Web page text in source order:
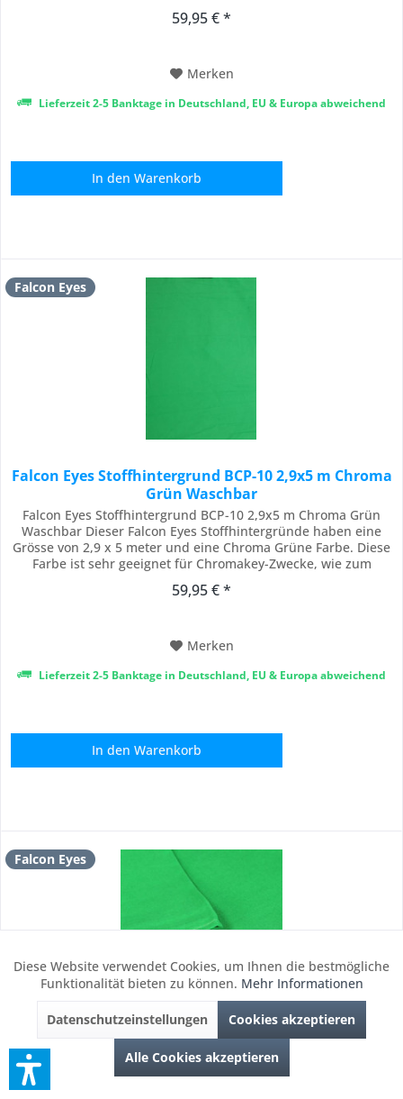
lassen Personen und Objekte sich mit die richtige
59,95 € *
Merken
Lieferzeit 2-5 Banktage in Deutschland, EU & Europa abweichend
In den Warenkorb
Falcon Eyes
Falcon Eyes Stoffhintergrund BCP-10 2,9x5 m Chroma
Grün Waschbar
Falcon Eyes Stoffhintergrund BCP-10 2,9x5 m Chroma Grün
Waschbar Dieser Falcon Eyes Stoffhintergründe haben eine
Grösse von 2,9 x 5 meter und eine Chroma Grüne Farbe. Diese
Farbe ist sehr geeignet für Chromakey-Zwecke, wie zum
lassen Personen und Objekte sich mit die richtige
59,95 € *
Merken
Lieferzeit 2-5 Banktage in Deutschland, EU & Europa abweichend
In den Warenkorb
Falcon Eyes
Falcon Eyes Stoffhintergrund BCP-10 2,7x7 m Chroma
Grün
Falcon Eyes Stoffhintergrund BCP-10 2,7x7 m Chroma Grün
Funktionale Aktiv
Marketing Inaktiv
Tracking Inaktiv
Diese Website verwendet Cookies, um Ihnen die bestmögliche
Funktionalität bieten zu können. Mehr Informationen
Datenschutzeinstellungen Cookies akzeptieren
Alle Cookies akzeptieren